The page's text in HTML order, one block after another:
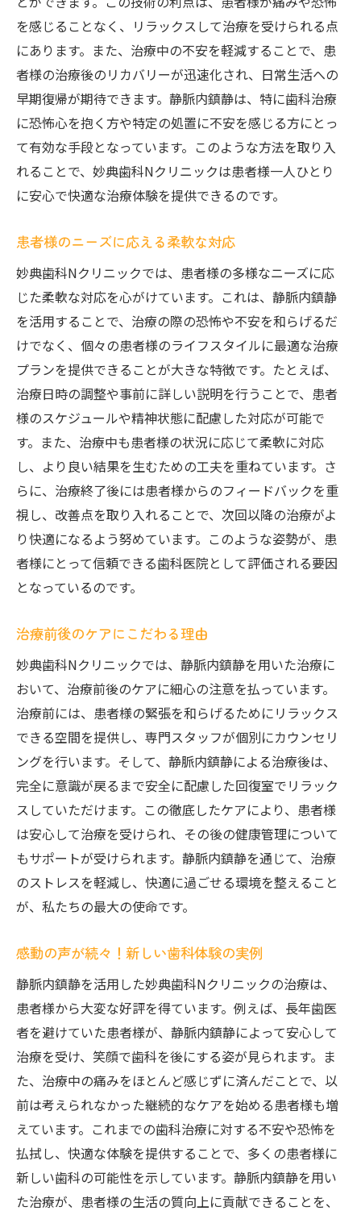
を感じることなく、リラックスして治療を受けられる点
にあります。また、治療中の不安を軽減することで、患
者様の治療後のリカバリーが迅速化され、日常生活への
早期復帰が期待できます。静脈内鎮静は、特に歯科治療
に恐怖心を抱く方や特定の処置に不安を感じる方にとっ
て有効な手段となっています。このような方法を取り入
れることで、妙典歯科Nクリニックは患者様一人ひとり
に安心で快適な治療体験を提供できるのです。
患者様のニーズに応える柔軟な対応
妙典歯科Nクリニックでは、患者様の多様なニーズに応
じた柔軟な対応を心がけています。これは、静脈内鎮静
を活用することで、治療の際の恐怖や不安を和らげるだ
けでなく、個々の患者様のライフスタイルに最適な治療
プランを提供できることが大きな特徴です。たとえば、
治療日時の調整や事前に詳しい説明を行うことで、患者
様のスケジュールや精神状態に配慮した対応が可能で
す。また、治療中も患者様の状況に応じて柔軟に対応
し、より良い結果を生むための工夫を重ねています。さ
らに、治療終了後には患者様からのフィードバックを重
視し、改善点を取り入れることで、次回以降の治療がよ
り快適になるよう努めています。このような姿勢が、患
者様にとって信頼できる歯科医院として評価される要因
となっているのです。
治療前後のケアにこだわる理由
妙典歯科Nクリニックでは、静脈内鎮静を用いた治療に
おいて、治療前後のケアに細心の注意を払っています。
治療前には、患者様の緊張を和らげるためにリラックス
できる空間を提供し、専門スタッフが個別にカウンセリ
ングを行います。そして、静脈内鎮静による治療後は、
完全に意識が戻るまで安全に配慮した回復室でリラック
スしていただけます。この徹底したケアにより、患者様
は安心して治療を受けられ、その後の健康管理について
もサポートが受けられます。静脈内鎮静を通じて、治療
のストレスを軽減し、快適に過ごせる環境を整えること
が、私たちの最大の使命です。
感動の声が続々！新しい歯科体験の実例
静脈内鎮静を活用した妙典歯科Nクリニックの治療は、
患者様から大変な好評を得ています。例えば、長年歯医
者を避けていた患者様が、静脈内鎮静によって安心して
治療を受け、笑顔で歯科を後にする姿が見られます。ま
た、治療中の痛みをほとんど感じずに済んだことで、以
前は考えられなかった継続的なケアを始める患者様も増
えています。これまでの歯科治療に対する不安や恐怖を
払拭し、快適な体験を提供することで、多くの患者様に
新しい歯科の可能性を示しています。静脈内鎮静を用い
た治療が、患者様の生活の質向上に貢献できることを、